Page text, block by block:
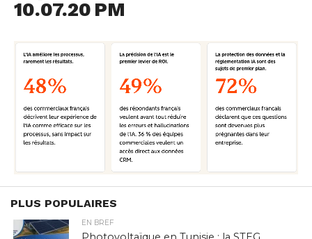
10.07.20 PM
PLUS POPULAIRES
EN BREF